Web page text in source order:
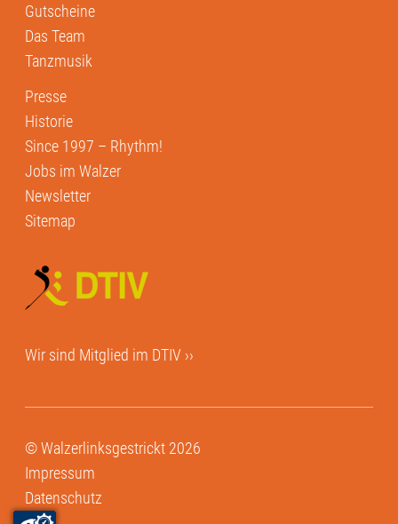
Gutscheine
Das Team
Tanzmusik
Presse
Historie
Since 1997 – Rhythm!
Jobs im Walzer
Newsletter
Sitemap
Wir sind Mitglied im DTIV ››
© Walzerlinksgestrickt 2026
Impressum
Datenschutz